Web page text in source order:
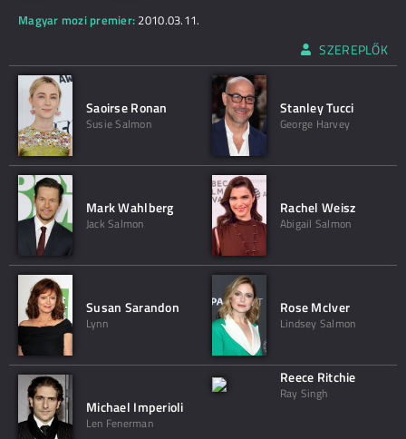
Magyar mozi premier: 2010.03.11.
SZEREPLŐK
Saoirse Ronan
Susie Salmon
Stanley Tucci
George Harvey
Mark Wahlberg
Jack Salmon
Rachel Weisz
Abigail Salmon
Susan Sarandon
Lynn
Rose McIver
Lindsey Salmon
Michael Imperioli
Len Fenerman
Reece Ritchie
Ray Singh